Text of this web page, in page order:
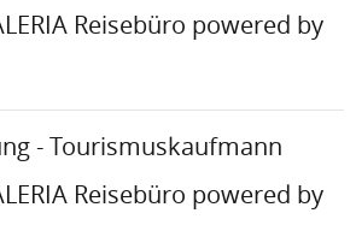
Reisebüro powered by
- Tourismuskaufmann
Reisebüro powered by